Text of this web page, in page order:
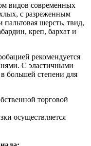
видов современных
с разреженным
пальтовая шерсть, твид,
креп, бархат и
рекомендуется
С эластичными
большей степени для
торговой
осуществляется